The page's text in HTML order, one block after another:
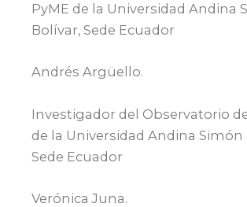
PyME de la Universidad Andina
Bolívar, Sede Ecuador
Andrés Argüello.
Investigador del Observatorio
de la Universidad Andina Simón
Sede Ecuador
Verónica Juna.